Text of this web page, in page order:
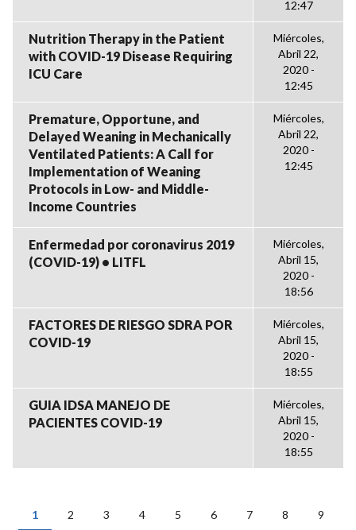
12:47
Nutrition Therapy in the Patient
with COVID-19 Disease Requiring
ICU Care
Miércoles,
Abril 22,
2020 -
12:45
Premature, Opportune, and
Delayed Weaning in Mechanically
Ventilated Patients: A Call for
Implementation of Weaning
Protocols in Low- and Middle-
Income Countries
Miércoles,
Abril 22,
2020 -
12:45
Enfermedad por coronavirus 2019
(COVID-19) • LITFL
Miércoles,
Abril 15,
2020 -
18:56
FACTORES DE RIESGO SDRA POR
COVID-19
Miércoles,
Abril 15,
2020 -
18:55
GUIA IDSA MANEJO DE
PACIENTES COVID-19
Miércoles,
Abril 15,
2020 -
18:55
1 2 3 4 5 6 7 8 9